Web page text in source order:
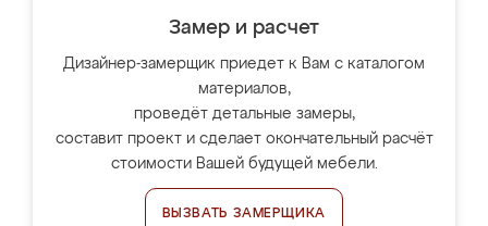
Замер и расчет
Дизайнер-замерщик приедет к Вам с каталогом
материалов,
проведёт детальные замеры,
составит проект и сделает окончательный расчёт
стоимости Вашей будущей мебели.
ВЫЗВАТЬ ЗАМЕРЩИКА